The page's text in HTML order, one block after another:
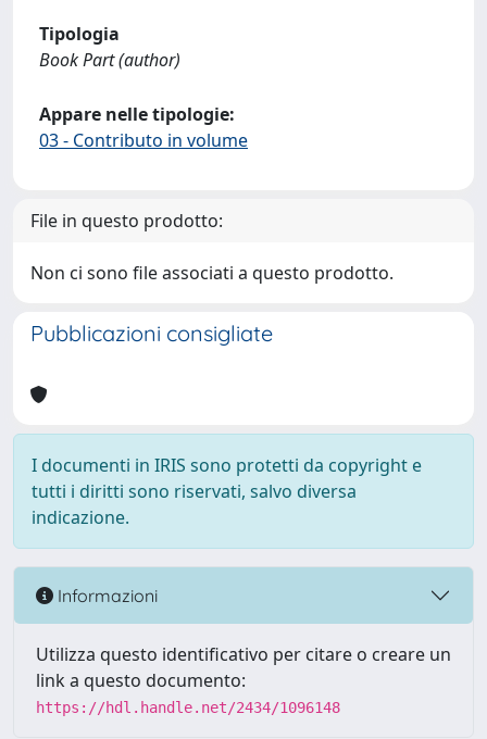
Tipologia
Book Part (author)
Appare nelle tipologie:
03 - Contributo in volume
File in questo prodotto:
Non ci sono file associati a questo prodotto.
Pubblicazioni consigliate
I documenti in IRIS sono protetti da copyright e
tutti i diritti sono riservati, salvo diversa
indicazione.
Informazioni
Utilizza questo identificativo per citare o creare un
link a questo documento:
https://hdl.handle.net/2434/1096148